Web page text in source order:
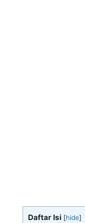
Daftar Isi [hide]